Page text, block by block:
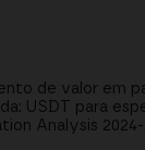
de valor em
USDT para
Analysis 2024-